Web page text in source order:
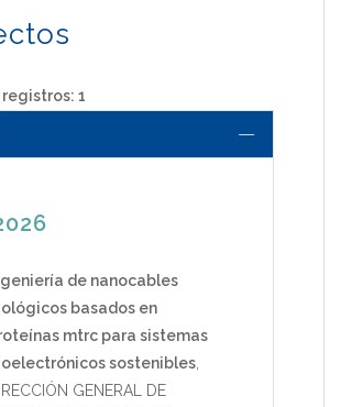
1
de nanocables
basados en
mtrc para sistemas
sostenibles
GENERAL DE